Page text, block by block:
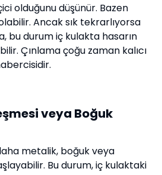
olduğunu düşünür. Bazen
Ancak sık tekrarlıyorsa
bu durum iç kulakta hasarın
Çınlama çoğu zaman kalıcı
veya Boğuk
metalik, boğuk veya
Bu durum, iç kulaktaki